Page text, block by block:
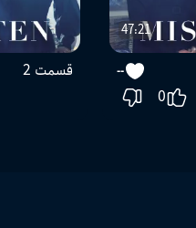
47:21
--
0
قسمت 2